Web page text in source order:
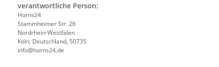
verantwortliche Person:
Horns24
Stammheimer Str. 26
Nordrhein-Westfalen
Köln, Deutschland, 50735
info@horns24.de